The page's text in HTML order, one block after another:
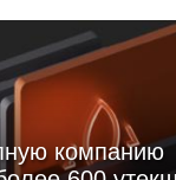
компанию